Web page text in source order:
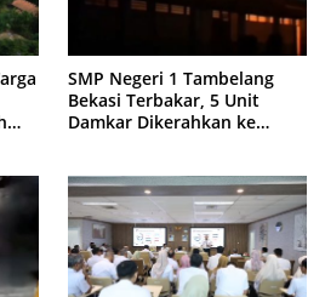
SMP Negeri 1 Tambelang
Bekasi Terbakar, 5 Unit
Damkar Dikerahkan ke